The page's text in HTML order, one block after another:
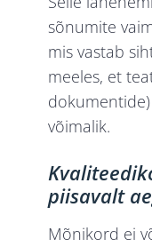
sõnumite
mis vastab
meeles, et
võimalik.
piisavalt
Mõnikord ei